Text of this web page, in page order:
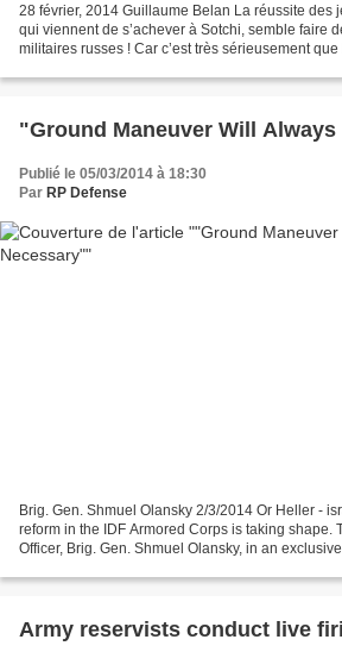
28 février, 2014 Guillaume Belan La réussite des
qui viennent de s’achever à Sotchi, semble faire
militaires russes ! Car c’est très sérieusement
"Ground Maneuver Will
Publié le 05/03/2014 à 18:30
Par RP Defense
Brig. Gen. Shmuel Olansky 2/3/2014 Or Heller -
reform in the IDF Armored Corps is taking shape.
Officer, Brig. Gen. Shmuel Olansky, in an
Army reservists conduct live